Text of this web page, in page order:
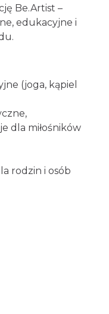
3-
Korcz &
Be.Artist –
edukacyjne i
(joga, kąpiel
dla miłośników
rodzin i osób